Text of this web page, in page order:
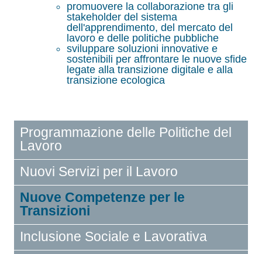
promuovere la collaborazione tra gli
stakeholder del sistema
dell'apprendimento, del mercato del
lavoro e delle politiche pubbliche
sviluppare soluzioni innovative e
sostenibili per affrontare le nuove sfide
legate alla transizione digitale e alla
transizione ecologica
Programmazione delle Politiche del
Lavoro
Nuovi Servizi per il Lavoro
Nuove Competenze per le
Transizioni
Inclusione Sociale e Lavorativa